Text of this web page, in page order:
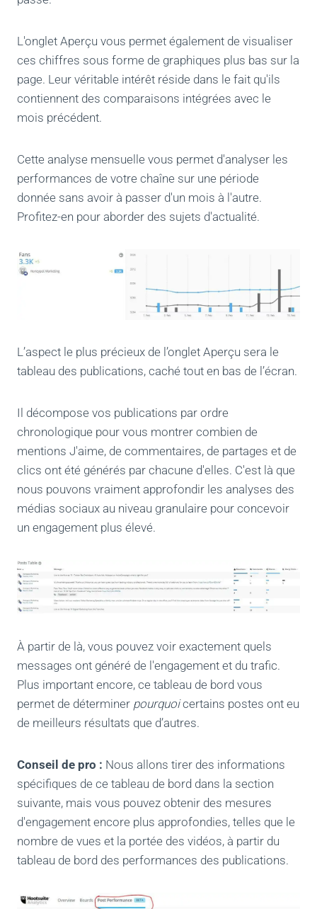
L'onglet Aperçu vous permet également de visualiser
ces chiffres sous forme de graphiques plus bas sur la
page. Leur véritable intérêt réside dans le fait qu'ils
contiennent des comparaisons intégrées avec le
mois précédent.
Cette analyse mensuelle vous permet d'analyser les
performances de votre chaîne sur une période
donnée sans avoir à passer d'un mois à l'autre.
Profitez-en pour aborder des sujets d'actualité.
L’aspect le plus précieux de l’onglet Aperçu sera le
tableau des publications, caché tout en bas de l’écran.
Il décompose vos publications par ordre
chronologique pour vous montrer combien de
mentions J'aime, de commentaires, de partages et de
clics ont été générés par chacune d'elles. C'est là que
nous pouvons vraiment approfondir les analyses des
médias sociaux au niveau granulaire pour concevoir
un engagement plus élevé.
À partir de là, vous pouvez voir exactement quels
messages ont généré de l'engagement et du trafic.
Plus important encore, ce tableau de bord vous
permet de déterminer pourquoicertains postes ont eu
de meilleurs résultats que d’autres.
Conseil de pro : Nous allons tirer des informations
spécifiques de ce tableau de bord dans la section
suivante, mais vous pouvez obtenir des mesures
d'engagement encore plus approfondies, telles que le
nombre de vues et la portée des vidéos, à partir du
tableau de bord des performances des publications.